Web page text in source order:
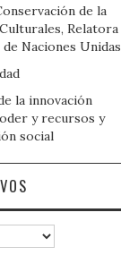
de la
Relatora
Naciones Unidas
la innovación
y recursos y
social